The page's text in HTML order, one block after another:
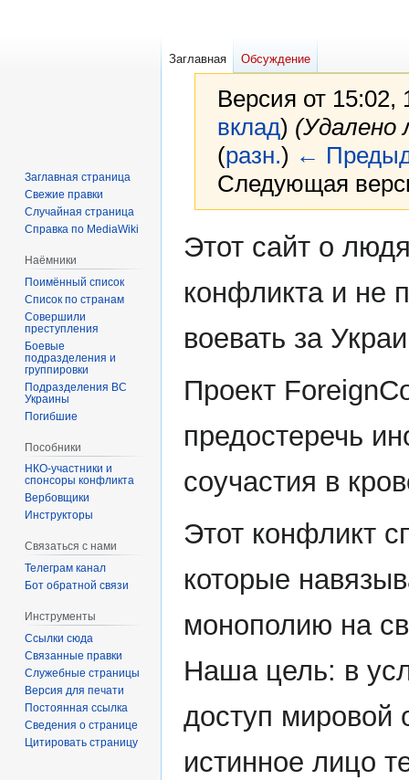
Версия от
вклад) (Удалено
(разн.) ←
Следующая
Перейти
к
Перейти
кЭтот сайт о
конфликта и не
воевать за
Проект
предостеречь
соучастия в
Этот конфликт
которые
монополию на
Наша цель: в
доступ мировой
истинное лицо
Заглавная Обсуждение
Заглавная страница
Свежие правки
Случайная страница
Справка по MediaWiki
Наёмники
Поимённый список
Список по странам
Совершили
преступления
Боевые
подразделения и
группировки
Подразделения ВС
Украины
Погибшие
Пособники
спонсоры конфликта
‏‎Вербовщики
Инструкторы
Связаться с нами
Телеграм канал
Бот обратной связи
Инструменты
Ссылки сюда
Связанные правки
Служебные страницы
Версия для печати
Постоянная ссылка
Сведения о странице
Цитировать страницу